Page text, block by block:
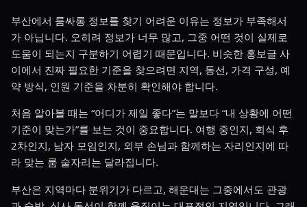
부산에서 룸싸롱 정보를 찾기 어려운 이유는 정보가 부족해서
가 아닙니다. 오히려 정보가 너무 많고, 그중 어떤 것이 실제로
도움이 되는지 구분하기 어렵기 때문입니다. 비슷한 홍보글 사
이에서 진짜 필요한 기준을 찾으려면 지역, 동선, 가격 구성, 예
약 방식, 인원 기준을 차분히 확인해야 합니다.
처음 알아볼 때는 “어디가 제일 좋다”는 말보다 “내 상황에 어떤
기준이 맞는가”를 보는 것이 중요합니다. 여행 중인지, 회식 후
2차인지, 남자 모임인지, 외부 손님과 함께하는 자리인지에 따
라 맞는 룸 술자리는 달라집니다.
부산은 지역마다 분위기가 다르고, 해운대는 그중에서도 관광